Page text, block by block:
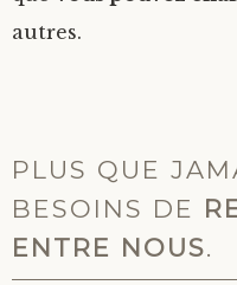
autres.
PLUS QUE
BESOINS DE
ENTRE NOUS.